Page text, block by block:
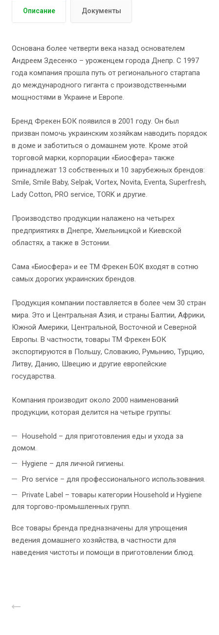
Описание Документы
Основана более четверти века назад основателем
Андреем Здесенко – уроженцем города Днепр. С 1997
года компания прошла путь от регионального стартапа
до международного гиганта с производственными
мощностями в Украине и Европе.
Бренд Фрекен БОК появился в 2001 году. Он был
призван помочь украинским хозяйкам наводить порядок
в доме и заботиться о домашнем уюте. Кроме этой
торговой марки, корпорации «Биосфера» также
принадлежат 13 собственных и 10 зарубежных брендов:
Smile, Smile Baby, Selpak, Vortex, Novita, Eventa, Superfresh,
Lady Cotton, PRO service, TORK и другие.
Производство продукции налажено на четырех
предприятиях в Днепре, Хмельницкой и Киевской
областях, а также в Эстонии.
Сама «Биосфера» и ее ТМ Фрекен БОК входят в сотню
самых дорогих украинских брендов.
Продукция компании поставляется в более чем 30 стран
мира. Это и Центральная Азия, и страны Балтии, Африки,
Южной Америки, Центральной, Восточной и Северной
Европы. В частности, товары ТМ Фрекен БОК
экспортируются в Польшу, Словакию, Румынию, Турцию,
Литву, Данию, Швецию и другие европейские
государства.
Компания производит около 2000 наименований
продукции, которая делится на четыре группы:
Household – для приготовления еды и ухода за
домом.
Hygiene – для личной гигиены.
Pro service – для профессионального использования.
Private Label – товары категории Household и Hygiene
для торгово-промышленных групп.
Все товары бренда предназначены для упрощения
ведения домашнего хозяйства, в частности для
наведения чистоты и помощи в приготовлении блюд.